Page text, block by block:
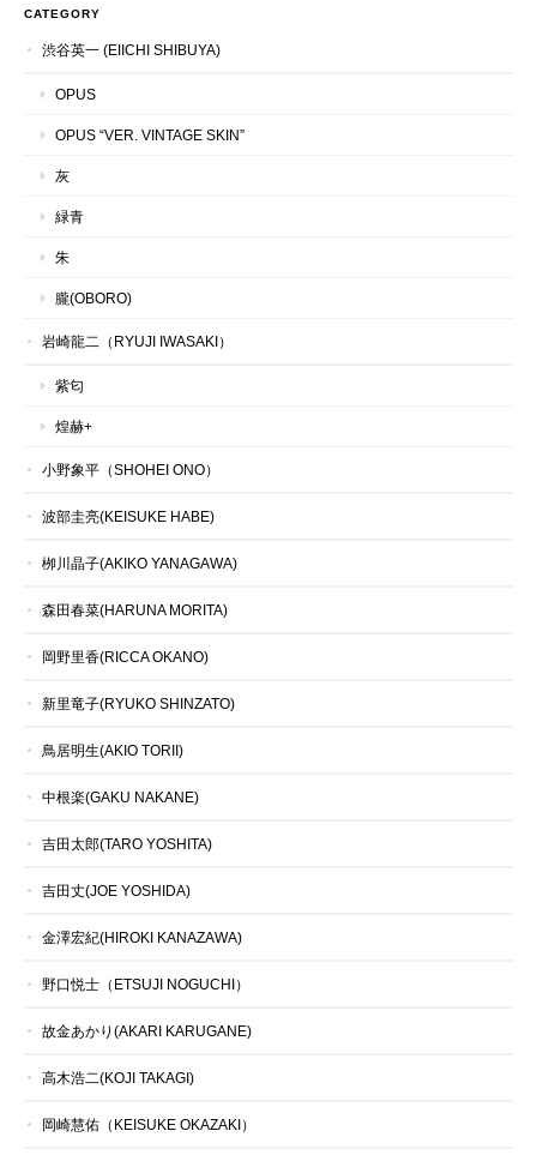
CATEGORY
渋谷英一 (EIICHI SHIBUYA)
OPUS
OPUS “VER. VINTAGE SKIN”
灰
緑青
朱
朧(OBORO)
岩崎龍二（RYUJI IWASAKI）
紫匂
煌赫+
小野象平（SHOHEI ONO）
波部圭亮(KEISUKE HABE)
栁川晶子(AKIKO YANAGAWA)
森田春菜(HARUNA MORITA)
岡野里香(RICCA OKANO)
新里竜子(RYUKO SHINZATO)
鳥居明生(AKIO TORII)
中根楽(GAKU NAKANE)
吉田太郎(TARO YOSHITA)
吉田丈(JOE YOSHIDA)
金澤宏紀(HIROKI KANAZAWA)
野口悦士（ETSUJI NOGUCHI）
故金あかり(AKARI KARUGANE)
高木浩二(KOJI TAKAGI)
岡崎慧佑（KEISUKE OKAZAKI）